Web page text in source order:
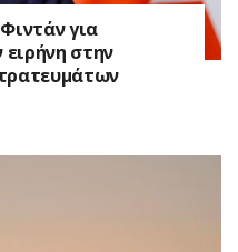
για
στην